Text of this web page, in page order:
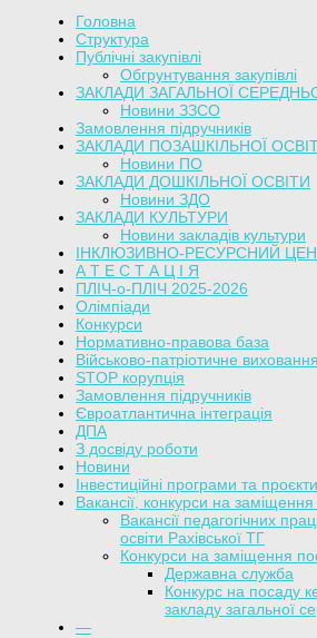
Головна
Структура
Публічні закупівлі
Обгрунтування закупівлі
ЗАКЛАДИ ЗАГАЛЬНОЇ
Новини ЗЗСО
Замовлення підручників
ЗАКЛАДИ ПОЗАШКІЛЬНОЇ
Новини ПО
ЗАКЛАДИ ДОШКІЛЬНОЇ ОСВІТИ
Новини ЗДО
ЗАКЛАДИ КУЛЬТУРИ
Новини закладів культури
ІНКЛЮЗИВНО-РЕСУРСНИЙ
А Т Е С Т А Ц І Я
ПЛІЧ-о-ПЛІЧ 2025-2026
Олімпіади
Конкурси
Нормативно-правова база
Військово-патріотичне виховання
STOP корупція
Замовлення підручників
Євроатлантична інтеграція
ДПА
З досвіду роботи
Новини
Інвестиційні програми та проєкти
Вакансії, конкурси на
Вакансії педагогічних
освіти Рахівської ТГ
Конкурси на заміщення
Державна служба
Конкурс на посаду
закладу загальної
—